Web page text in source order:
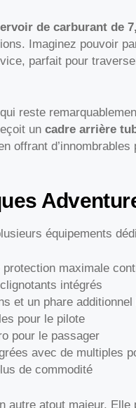
de carburant de
Imaginez pouvoir
parfait pour
reste
un cadre arrière
offrant d’innombrables
équipements
maximale
intégrés
et un phare additionnel
pour le pilote
pour le passager
avec de multiples
de commodité
autre atout majeur.